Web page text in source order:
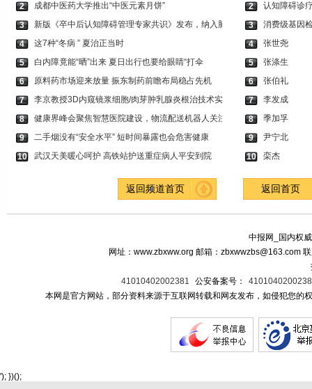
2
成都中医药大学推出“中医元素月饼”
3
新版《卒中后认知障碍管理专家共识》发布，纳入脑
4
这7种“冬病 ” 夏治正当时
5
白内障竟能“晒”出来 夏日出行也要给眼睛“打伞
6
原料药市场迎来放量 振东制药前瞻布局稳占先机
7
李京教授3D内窥镜浆细胞/肉芽肿乳腺炎根治技术实
8
健康界峰会聚焦智慧医院建设，物流配送机器人关注
9
二手烟没有“安全水平” 短时间暴露也会危害健康
10
武汉天美暖心呵护 高铁站护送重症病人平安到院
2
认知障碍诊
3
消费级基因
4
张世尧
5
张涤生
6
张伯礼
7
李发成
8
季加孚
9
尹宁北
10
栾杰
返回频道首页 返回首页
中报网_国内权
网址：www.zbxww.org 邮箱：zbxwwzbs@163.com
41010402002381
公安备案号：
本网是官方网站，部分资料来源于互联网转载和网友发布，如侵犯您的
'); })();